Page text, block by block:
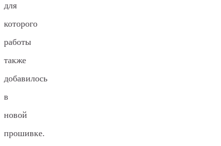
для
которого
работы
также
добавилось
в
новой
прошивке.